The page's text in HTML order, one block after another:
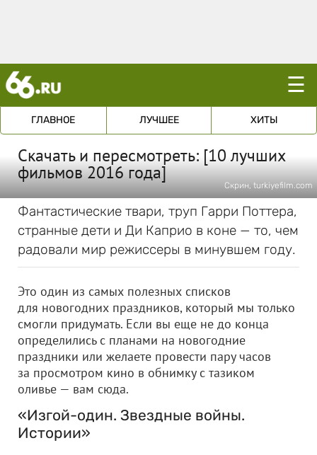
☰
ГЛАВНОЕ ЛУЧШЕЕ ХИТЫ
Скачать и пересмотреть: [10 лучших
фильмов 2016 года]
Скрин, turkiyefilm.com
Фантастические твари, труп Гарри Поттера,
странные дети и Ди Каприо в коне — то, чем
радовали мир режиссеры в минувшем году.
Это один из самых полезных списков
для новогодних праздников, который мы только
смогли придумать. Если вы еще не до конца
определились с планами на новогодние
праздники или желаете провести пару часов
за просмотром кино в обнимку с тазиком
оливье — вам сюда.
«Изгой-один. Звездные войны.
Истории»